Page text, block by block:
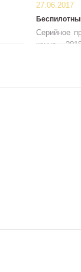
27.06.2017
Серийное
конце